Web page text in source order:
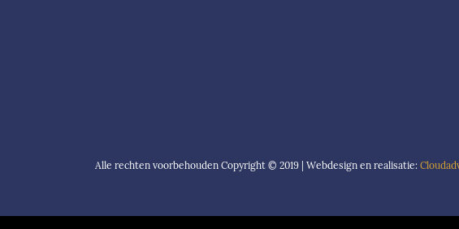
Alle rechten voorbehouden Copyright © 2019 | Webdesign en realisatie: